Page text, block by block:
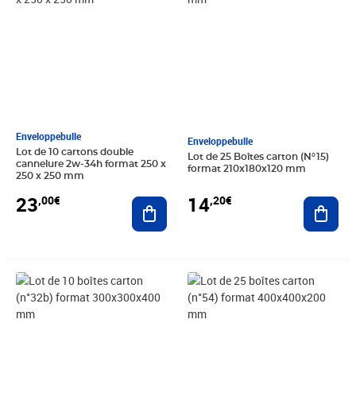
Enveloppebulle
Lot de 10 cartons double
cannelure 2w-34h format 250 x
250 x 250 mm
23,00€ Ajouter au panier
Enveloppebulle
Lot de 25 Boîtes carton (N°15)
format 210x180x120 mm
14,20€
Prix 22,00€ Prix 52,00€